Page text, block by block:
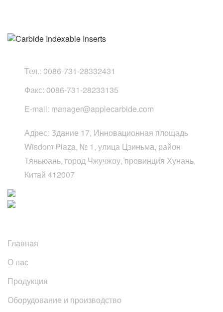
Тел.: 0086-731-28332431
Факс: 0086-731-28233135
E-mail: manager@applecarbide.com
Адрес: Здание 17, Инновационная площадь
Wisdom Plaza, № 1, улица Цзиньма, район
Тяньюань, город Чжучжоу, провинция Хунань,
Китай 412007
Главная
О нас
Продукция
Оборудование и производство